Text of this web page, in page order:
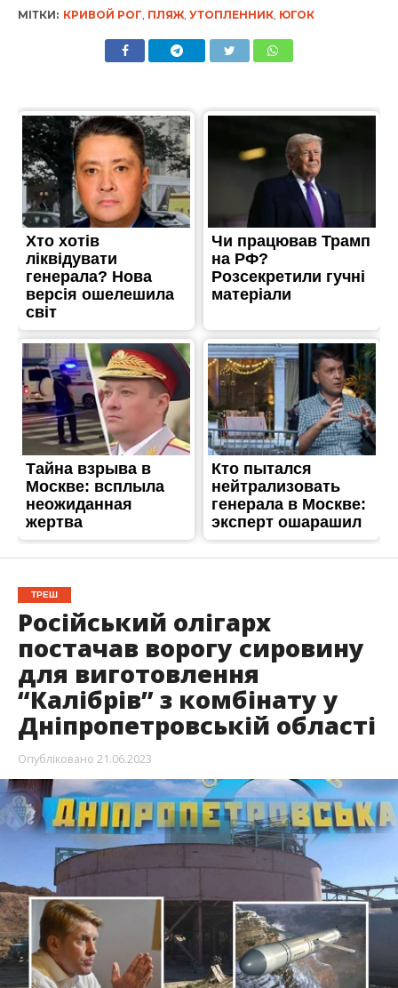
МІТКИ: КРИВОЙ РОГ ПЛЯЖ, УТОПЛЕННИК, ЮГОК
ТРЕШ
Російський олігарх
постачав ворогу сировину
для виготовлення
“Калібрів” з комбінату у
Дніпропетровській області
Опубліковано 21.06.2023